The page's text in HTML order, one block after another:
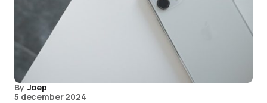
By Joep
5 december 2024